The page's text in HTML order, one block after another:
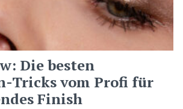
Die besten
Tricks vom Profi für
Finish